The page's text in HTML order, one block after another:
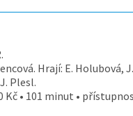
Hrají: E. Holubová,
Plesl.
Kč • 101 minut •